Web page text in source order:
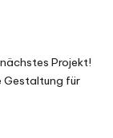
Projekt!
Gestaltung für